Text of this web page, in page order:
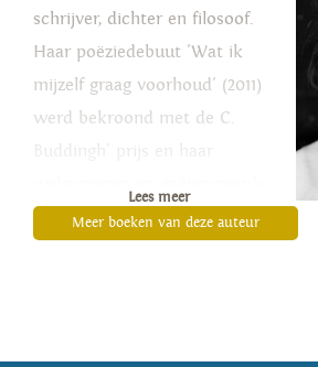
schrijver, dichter en filosoof.
Haar poëziedebuut 'Wat ik
mijzelf graag voorhoud' (2011)
werd bekroond met de C.
debuutroman 'Het
Lees meer
Meer boeken van deze auteur